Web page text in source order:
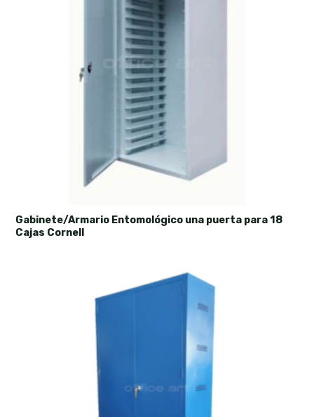
Gabinete/Armario Entomológico una puerta para 18
Cajas Cornell